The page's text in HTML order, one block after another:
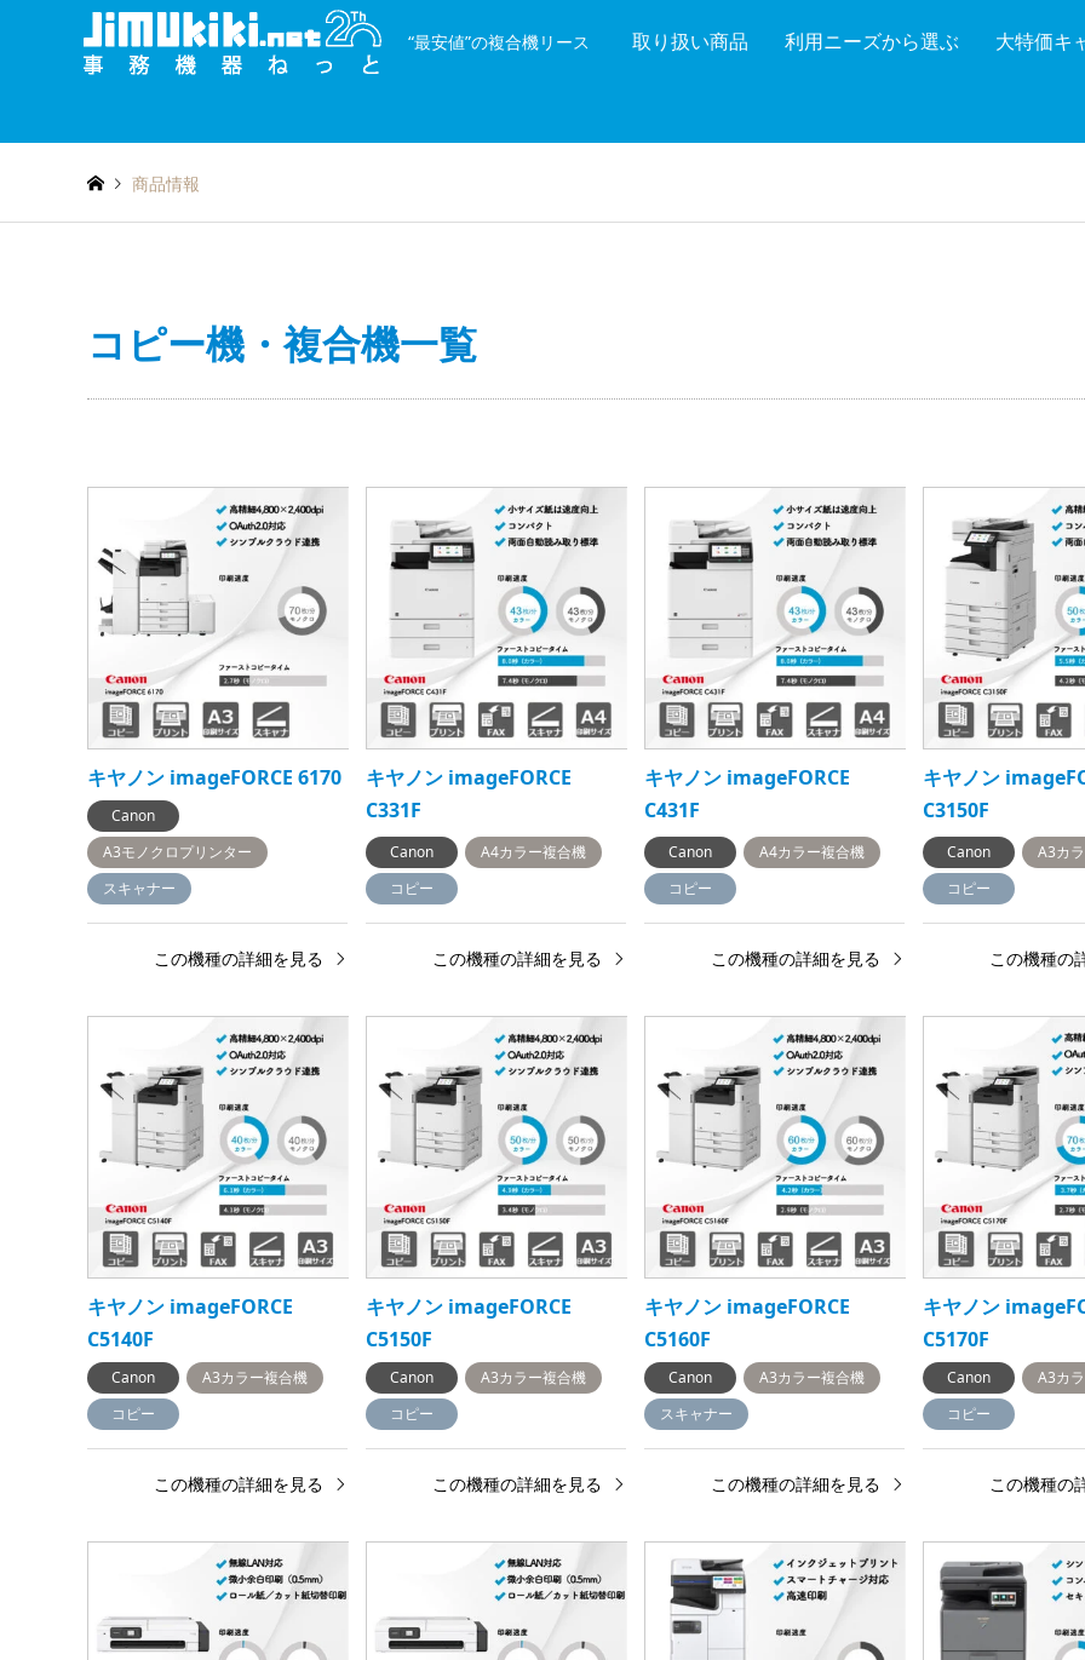
“最安値”の複合機リース 取り扱い商品 利用ニーズから選ぶ 大特価キ
商品情報
コピー機・複合機一覧
キヤノン imageFORCE 6170
Canon
A3モノクロプリンター
スキャナー
この機種の詳細を見る
キヤノン imageFORCE
C331F
Canon
A4カラー複合機
コピー
この機種の詳細を見る
キヤノン imageFORCE
C431F
Canon
A4カラー複合機
コピー
この機種の詳細を見る
キヤノン
C3150F
Canon
A3カ
コピー
この機種の
キヤノン imageFORCE
C5140F
Canon
A3カラー複合機
コピー
この機種の詳細を見る
キヤノン imageFORCE
C5150F
Canon
A3カラー複合機
コピー
この機種の詳細を見る
キヤノン imageFORCE
C5160F
Canon
A3カラー複合機
スキャナー
この機種の詳細を見る
キヤノン
C5170F
Canon
A3カ
コピー
この機種の